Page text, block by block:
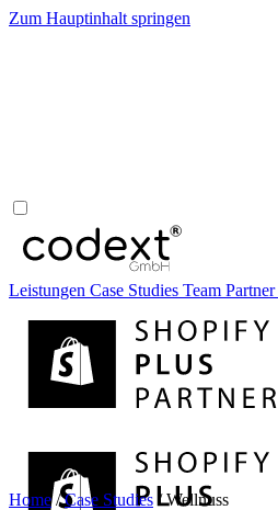
Zum Hauptinhalt springen
Leistungen Case Studies Team Partner
Home / Case Studies / Wellnuss